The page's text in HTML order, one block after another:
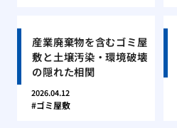
産業廃棄物を含むゴミ屋
敷と土壌汚染・環境破壊
の隠れた相関
2026.04.12
ゴミ屋敷